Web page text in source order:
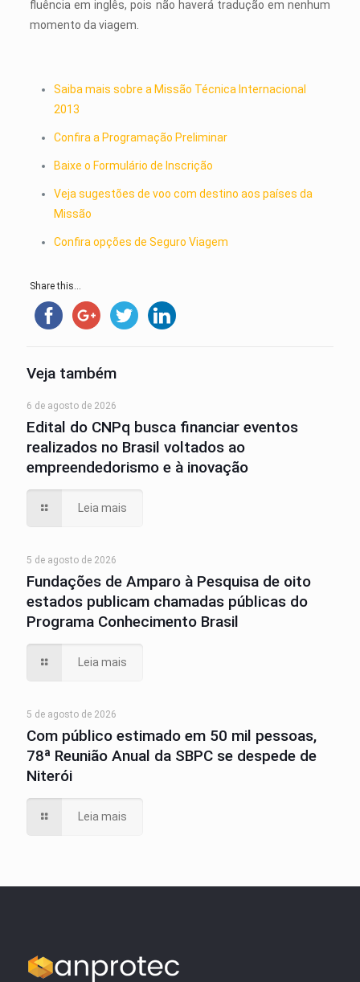
fluência em inglês, pois não haverá tradução em nenhum
momento da viagem.
Saiba mais sobre a Missão Técnica Internacional
2013
Confira a Programação Preliminar
Baixe o Formulário de Inscrição
Veja sugestões de voo com destino aos países da
Missão
Confira opções de Seguro Viagem
Share this...
Veja também
6 de agosto de 2026
Edital do CNPq busca financiar eventos
realizados no Brasil voltados ao
empreendedorismo e à inovação
Leia mais
5 de agosto de 2026
Fundações de Amparo à Pesquisa de oito
estados publicam chamadas públicas do
Programa Conhecimento Brasil
Leia mais
5 de agosto de 2026
Com público estimado em 50 mil pessoas,
78ª Reunião Anual da SBPC se despede de
Niterói
Leia mais